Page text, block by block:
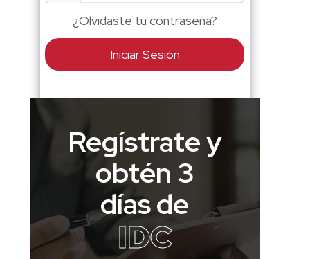
¿Olvidaste tu contraseña?
Iniciar Sesión
Regístrate y
obtén 3
días de
IDC